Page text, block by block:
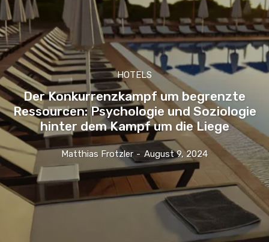
HOTELS
Der Konkurrenzkampf um begrenzte
Ressourcen: Psychologie und Soziologie
hinter dem Kampf um die Liege
Matthias Frotzler - August 9, 2024